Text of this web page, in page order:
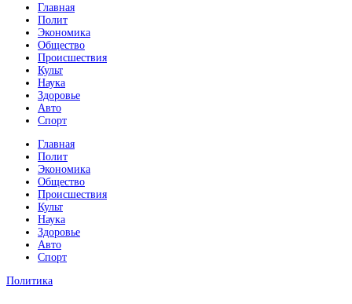
Главная
Полит
Экономика
Общество
Происшествия
Культ
Наука
Здоровье
Авто
Спорт
Главная
Полит
Экономика
Общество
Происшествия
Культ
Наука
Здоровье
Авто
Спорт
Политика